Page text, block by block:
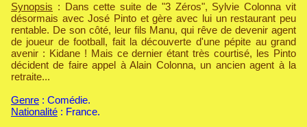
Synopsis : Dans cette suite de "3 Zéros", Sylvie Colonna vit
désormais avec José Pinto et gère avec lui un restaurant peu
rentable. De son côté, leur fils Manu, qui rêve de devenir agent
de joueur de football, fait la découverte d'une pépite au grand
avenir : Kidane ! Mais ce dernier étant très courtisé, les Pinto
décident de faire appel à Alain Colonna, un ancien agent à la
retraite...
Genre : Comédie.
Nationalité : France.